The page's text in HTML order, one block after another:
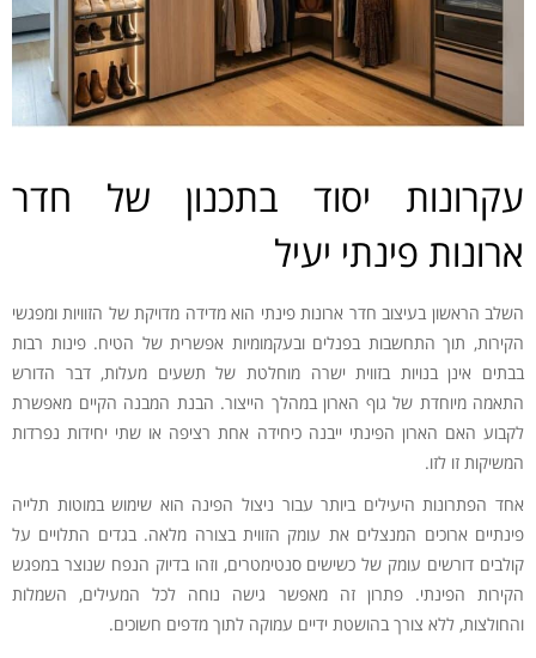
עקרונות יסוד בתכנון של חדר
ארונות פינתי יעיל
השלב הראשון בעיצוב חדר ארונות פינתי הוא מדידה מדויקת של הזוויות ומפגשי
הקירות, תוך התחשבות בפנלים ובעקמומיות אפשרית של הטיח. פינות רבות
בבתים אינן בנויות בזווית ישרה מוחלטת של תשעים מעלות, דבר הדורש
התאמה מיוחדת של גוף הארון במהלך הייצור. הבנת המבנה הקיים מאפשרת
לקבוע האם הארון הפינתי ייבנה כיחידה אחת רציפה או שתי יחידות נפרדות
המשיקות זו לזו.
אחד הפתרונות היעילים ביותר עבור ניצול הפינה הוא שימוש במוטות תלייה
פינתיים ארוכים המנצלים את עומק הזווית בצורה מלאה. בגדים התלויים על
קולבים דורשים עומק של כשישים סנטימטרים, וזהו בדיוק הנפח שנוצר במפגש
הקירות הפינתי. פתרון זה מאפשר גישה נוחה לכל המעילים, השמלות
והחולצות, ללא צורך בהושטת ידיים עמוקה לתוך מדפים חשוכים.